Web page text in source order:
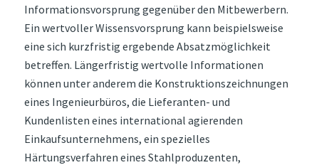
Informationsvorsprung gegenüber den Mitbewerbern.
Ein wertvoller Wissensvorsprung kann beispielsweise
eine sich kurzfristig ergebende Absatzmöglichkeit
betreffen. Längerfristig wertvolle Informationen
können unter anderem die Konstruktionszeichnungen
eines Ingenieurbüros, die Lieferanten- und
Kundenlisten eines international agierenden
Einkaufsunternehmens, ein spezielles
Härtungsverfahren eines Stahlproduzenten,